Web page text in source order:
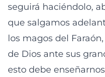
seguirá haciéndolo,
que salgamos
los magos del
de Dios ante sus
esto debe